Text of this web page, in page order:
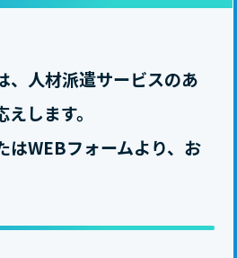
、人材派遣サービスのあ
します。
はWEBフォームより、お